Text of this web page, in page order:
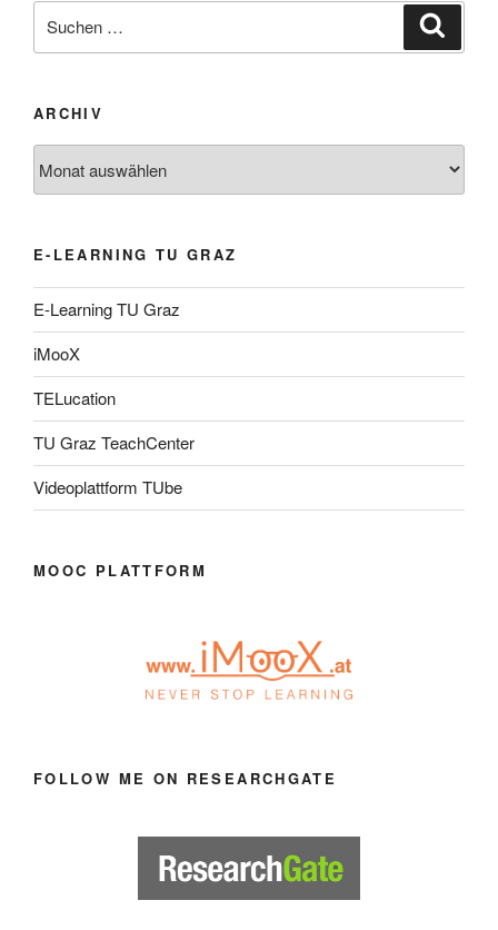
nach:
ARCHIV
E-LEARNING TU GRAZ
E-Learning TU Graz
iMooX
TELucation
TU Graz TeachCenter
Videoplattform TUbe
MOOC PLATTFORM
FOLLOW ME ON RESEARCHGATE